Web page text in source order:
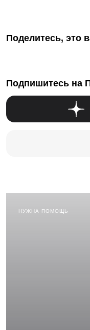
Поделитесь, это
Подпишитесь на
НУЖНА ПОМОЩЬ